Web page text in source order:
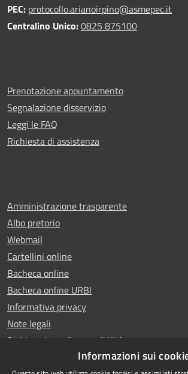
PEC: protocollo.arianoirpino@asmepec.it
Centralino Unico:0825 875100
Prenotazione appuntamento
Segnalazione disservizio
Leggi le FAQ
Richiesta di assistenza
Amministrazione trasparente
Albo pretorio
Webmail
Cartellini online
Bacheca online
Bacheca online URBI
Informativa privacy
Note legali
Dichiarazione di accessibilità
Informazioni sui